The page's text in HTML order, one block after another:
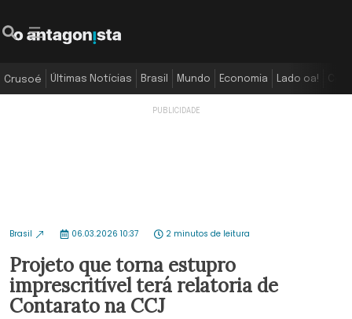
Crusoé Últimas Notícias Brasil Mundo Economia Lado oa!
Brasil 06.03.2026 10:37 2 minutos de leitura
Projeto que torna estupro
imprescritível terá relatoria de
Contarato na CCJ